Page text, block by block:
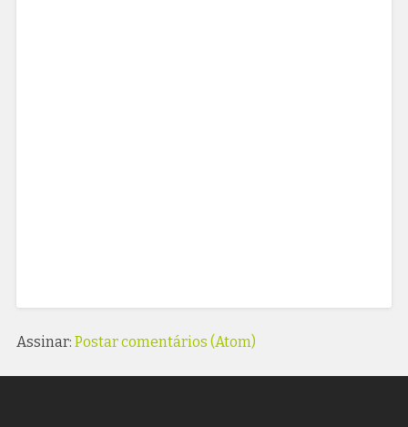
Assinar: Postar comentários (Atom)